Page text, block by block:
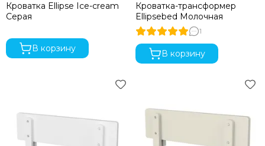
Кроватка Ellipse Ice-cream
Серая
В корзину
Кроватка-трансформер
Ellipsebed Молочная
1
В корзину